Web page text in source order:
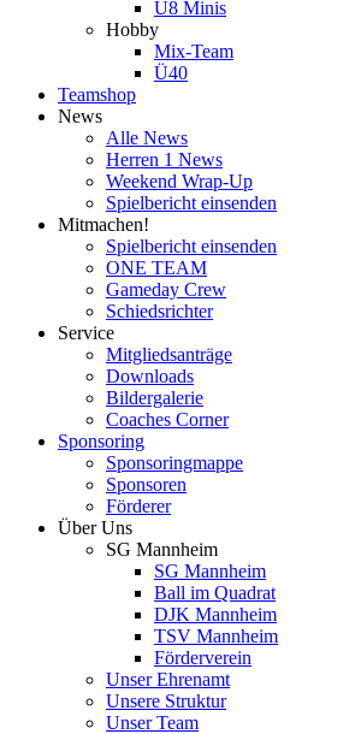
U8 Minis
Hobby
Mix-Team
Ü40
Teamshop
News
Alle News
Herren 1 News
Weekend Wrap-Up
Spielbericht einsenden
Mitmachen!
Spielbericht einsenden
ONE TEAM
Gameday Crew
Schiedsrichter
Service
Mitgliedsanträge
Downloads
Bildergalerie
Coaches Corner
Sponsoring
Sponsoringmappe
Sponsoren
Förderer
Über Uns
SG Mannheim
SG Mannheim
Ball im Quadrat
DJK Mannheim
TSV Mannheim
Förderverein
Unser Ehrenamt
Unsere Struktur
Unser Team